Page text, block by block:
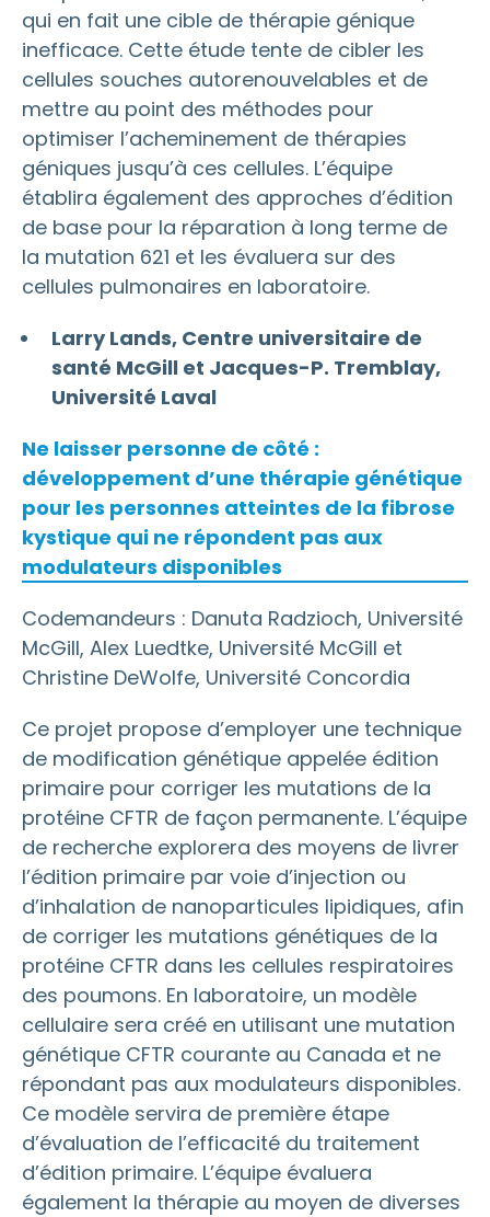
qui en fait une cible de thérapie génique
inefficace. Cette étude tente de cibler les
cellules souches autorenouvelables et de
mettre au point des méthodes pour
optimiser l’acheminement de thérapies
géniques jusqu’à ces cellules. L’équipe
établira également des approches d’édition
de base pour la réparation à long terme de
la mutation 621 et les évaluera sur des
cellules pulmonaires en laboratoire.
Larry Lands, Centre universitaire de
santé McGill et Jacques-P. Tremblay,
Université Laval
Ne laisser personne de côté :
développement d’une thérapie génétique
pour les personnes atteintes de la fibrose
kystique qui ne répondent pas aux
modulateurs disponibles
Codemandeurs : Danuta Radzioch, Université
McGill, Alex Luedtke, Université McGill et
Christine DeWolfe, Université Concordia
Ce projet propose d’employer une technique
de modification génétique appelée édition
primaire pour corriger les mutations de la
protéine CFTR de façon permanente. L’équipe
de recherche explorera des moyens de livrer
l’édition primaire par voie d’injection ou
d’inhalation de nanoparticules lipidiques, afin
de corriger les mutations génétiques de la
protéine CFTR dans les cellules respiratoires
des poumons. En laboratoire, un modèle
cellulaire sera créé en utilisant une mutation
génétique CFTR courante au Canada et ne
répondant pas aux modulateurs disponibles.
Ce modèle servira de première étape
d’évaluation de l’efficacité du traitement
d’édition primaire. L’équipe évaluera
également la thérapie au moyen de diverses